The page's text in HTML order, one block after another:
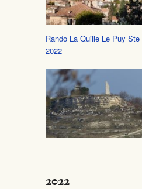
Rando La Quille Le Puy
2022
2022